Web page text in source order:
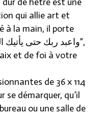
qui allie art et
à la main, il porte
et de foi à votre
de 36 x 114
se démarquer, qu’il
ou une salle de